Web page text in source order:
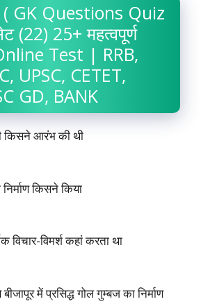
( GK Questions Quiz
(22) 25+ महत्वपूर्ण
Test | RRB,
UPSC, CETET,
GD, BANK
किसने आरंभ की थी
किसने किया
विचार-विमर्श कहां करता था
में प्रसिद्ध गोल गुम्बज का निर्माण